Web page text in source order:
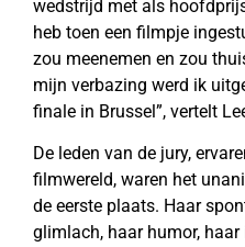
wedstrijd met als
heb toen een filmpje
zou meenemen en zou
mijn verbazing werd ik
finale in Brussel”, vertelt
De leden van de jury,
filmwereld, waren het
de eerste plaats. Haar
glimlach, haar humor,